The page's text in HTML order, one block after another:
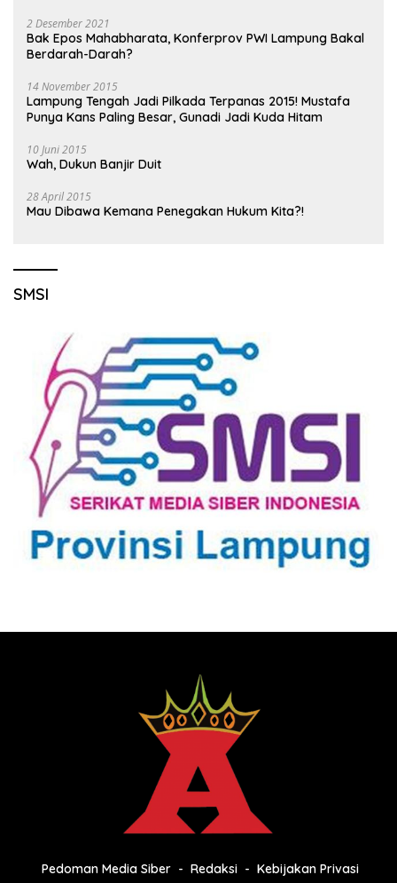
2 Desember 2021
Bak Epos Mahabharata, Konferprov PWI Lampung Bakal
Berdarah-Darah?
14 November 2015
Lampung Tengah Jadi Pilkada Terpanas 2015! Mustafa
Punya Kans Paling Besar, Gunadi Jadi Kuda Hitam
10 Juni 2015
Wah, Dukun Banjir Duit
28 April 2015
Mau Dibawa Kemana Penegakan Hukum Kita?!
SMSI
Pedoman Media Siber Redaksi Kebijakan Privasi